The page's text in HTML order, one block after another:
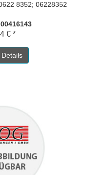
8352; 06228352
€ *
Details